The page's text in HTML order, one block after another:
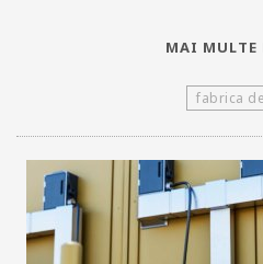
MAI MULTE
fabrica